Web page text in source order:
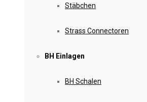
Stäbchen
Strass Connectoren
BH Einlagen
BH Schalen